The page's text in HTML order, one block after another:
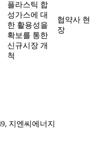
플라스틱 합
성가스에 대
한 활용성을
확보를 통한
신규시장 개
척
협약사 현
장
지엔씨에너지